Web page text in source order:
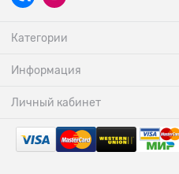
Категории
Информация
Личный кабинет